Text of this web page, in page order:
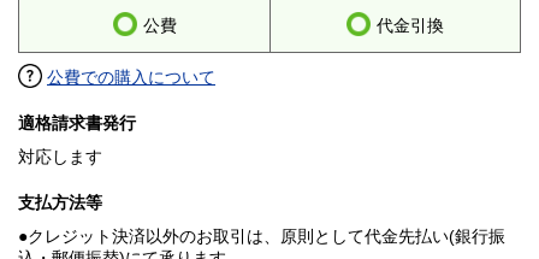
公費 代金引換
公費での購入について
適格請求書発行
対応します
支払方法等
●クレジット決済以外のお取引は、原則として代金先払い(銀行振